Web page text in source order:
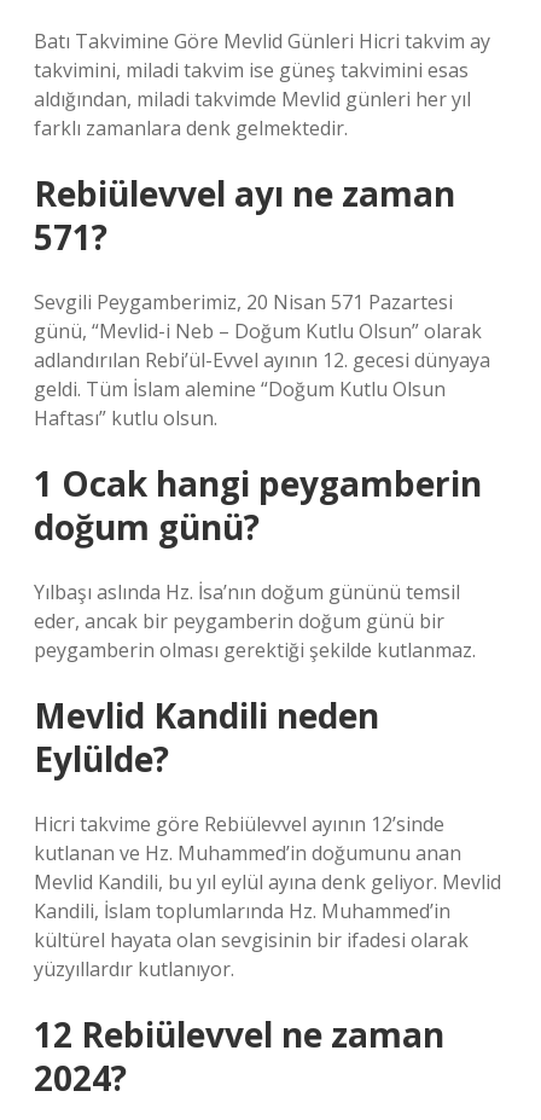
Batı Takvimine Göre Mevlid Günleri Hicri takvim ay
takvimini, miladi takvim ise güneş takvimini esas
aldığından, miladi takvimde Mevlid günleri her yıl
farklı zamanlara denk gelmektedir.
Rebiülevvel ayı ne zaman
571?
Sevgili Peygamberimiz, 20 Nisan 571 Pazartesi
günü, “Mevlid-i Neb – Doğum Kutlu Olsun” olarak
adlandırılan Rebi’ül-Evvel ayının 12. gecesi dünyaya
geldi. Tüm İslam alemine “Doğum Kutlu Olsun
Haftası” kutlu olsun.
1 Ocak hangi peygamberin
doğum günü?
Yılbaşı aslında Hz. İsa’nın doğum gününü temsil
eder, ancak bir peygamberin doğum günü bir
peygamberin olması gerektiği şekilde kutlanmaz.
Mevlid Kandili neden
Eylülde?
Hicri takvime göre Rebiülevvel ayının 12’sinde
kutlanan ve Hz. Muhammed’in doğumunu anan
Mevlid Kandili, bu yıl eylül ayına denk geliyor. Mevlid
Kandili, İslam toplumlarında Hz. Muhammed’in
kültürel hayata olan sevgisinin bir ifadesi olarak
yüzyıllardır kutlanıyor.
12 Rebiülevvel ne zaman
2024?